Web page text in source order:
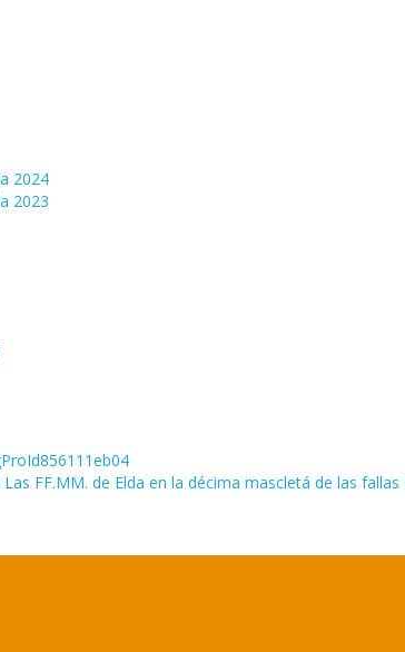
2024
2023
Las FF.MM. de Elda en la décima mascletá de las fallas